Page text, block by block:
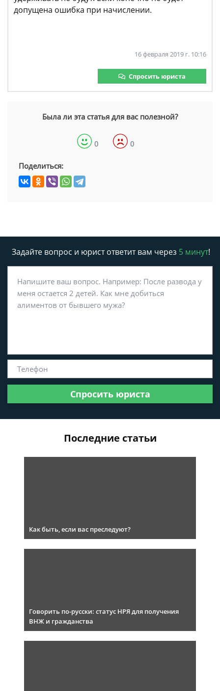
допущена ошибка при начислении.
16 февраля 2019 г. 10:16
Спросить юриста
Была ли эта статья для вас полезной?
0 0
Поделиться:
Задайте вопрос и юрист ответит вам через 5 минут!
Спросить юриста
Последние статьи
Как быть, если вас преследуют?
Говорить по-русски: статус НРЯ для получения
ВНЖ и гражданства